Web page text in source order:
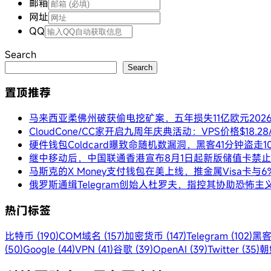
邮箱
网址
QQ
Search
Search
置顶推荐
马来西亚柔佛州破获偷电挖矿案，五年损失11亿欧元
CloudCone/CC家开启九周年庆典活动：VPS价格
硬件钱包Coldcard曝致命随机数漏洞，黑客41分钟盗走
继中移动后，中国联通香港宣布8月1日起新版储值卡禁
马斯克的X Money支付钱包在美上线，推金属Visa卡与
俄罗斯通缉Telegram创始人杜罗夫，指控其协助恐怖主
热门标签
比特币 (190)COM域名 (157)加密货币 (147)Telegram (102)黑
(50)Google (44)VPN (41)谷歌 (39)OpenAI (39)Twitter (35)